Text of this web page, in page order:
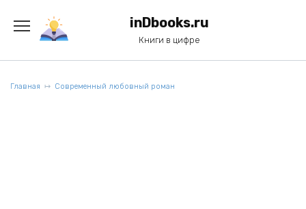
содержанию
inDbooks.ru
Книги в цифре
Главная Современный любовный роман